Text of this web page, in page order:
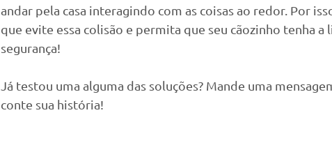
andar pela casa interagindo com as coisas ao redor. Por
que evite essa colisão e permita que seu cãozinho tenha
segurança!
Já testou uma alguma das soluções? Mande uma
conte sua história!